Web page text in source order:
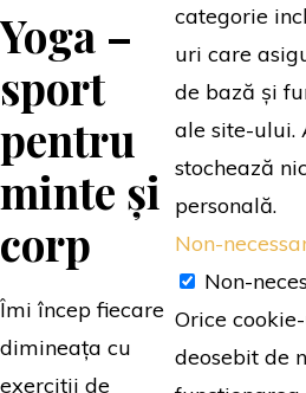
Yoga –
sport
pentru
minte și
corp
Îmi încep fiecare
dimineața cu
exerciții de
categorie
uri care
de bază și
ale site-ului.
stochează
personală.
Non-
Non-
Orice
deosebit de